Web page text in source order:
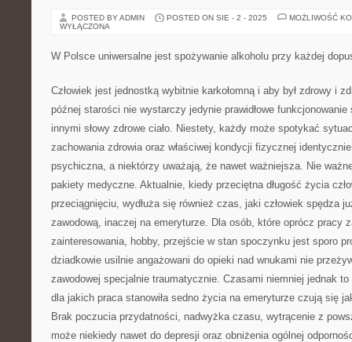
POSTED BY ADMIN POSTED ON SIE - 2 - 2025
MOŻLIWOŚĆ
WYŁĄCZONA
W Polsce uniwersalne jest spożywanie alkoholu przy każdej
Człowiek jest jednostką wybitnie karkołomną i aby był zdrowy i
późnej starości nie wystarczy jedynie prawidłowe
innymi słowy zdrowe ciało. Niestety, każdy może spotykać
zachowania zdrowia oraz właściwej kondycji fizycznej
psychiczna, a niektórzy uważają, że nawet ważniejsza. Nie
pakiety medyczne. Aktualnie, kiedy przeciętna długość życia
przeciągnięciu, wydłuża się również czas, jaki człowiek spędza
zawodową, inaczej na emeryturze. Dla osób, które oprócz pracy
zainteresowania, hobby, przejście w stan spoczynku jest sporo
dziadkowie usilnie angażowani do opieki nad wnukami nie
zawodowej specjalnie traumatycznie. Czasami niemniej jednak
dla jakich praca stanowiła sedno życia na emeryturze czują się
Brak poczucia przydatności, nadwyżka czasu, wytrącenie z
może niekiedy nawet do depresji oraz obniżenia ogólnej